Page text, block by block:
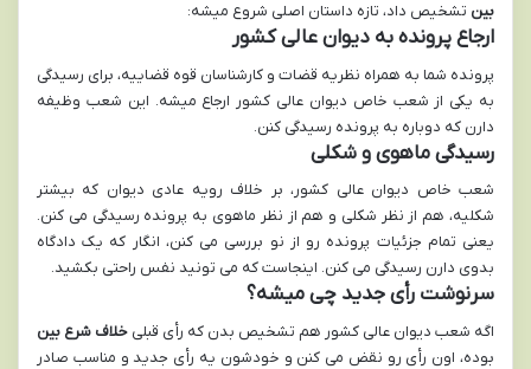
بین تشخیص داد، تازه داستان اصلی شروع میشه:
ارجاع پرونده به دیوان عالی کشور
پرونده شما به همراه نظریه قضات و کارشناسان قوه قضاییه، برای رسیدگی
به یکی از شعب خاص دیوان عالی کشور ارجاع میشه. این شعب وظیفه
دارن که دوباره به پرونده رسیدگی کنن.
رسیدگی ماهوی و شکلی
شعب خاص دیوان عالی کشور، بر خلاف رویه عادی دیوان که بیشتر
شکلیه، هم از نظر شکلی و هم از نظر ماهوی به پرونده رسیدگی می کنن.
یعنی تمام جزئیات پرونده رو از نو بررسی می کنن، انگار که یک دادگاه
بدوی دارن رسیدگی می کنن. اینجاست که می تونید نفس راحتی بکشید.
سرنوشت رأی جدید چی میشه؟
اگه شعب دیوان عالی کشور هم تشخیص بدن که رأی قبلی خلاف شرع بین
بوده، اون رأی رو نقض می کنن و خودشون یه رأی جدید و مناسب صادر